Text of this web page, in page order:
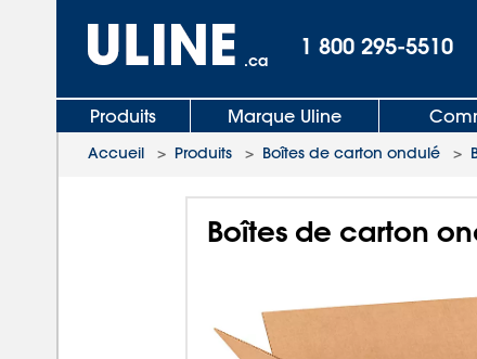
.ca
1 800 295-5510
Produits Marque Uline
Accueil > Produits > Boîtes de carton ondulé >
Boîtes de carton